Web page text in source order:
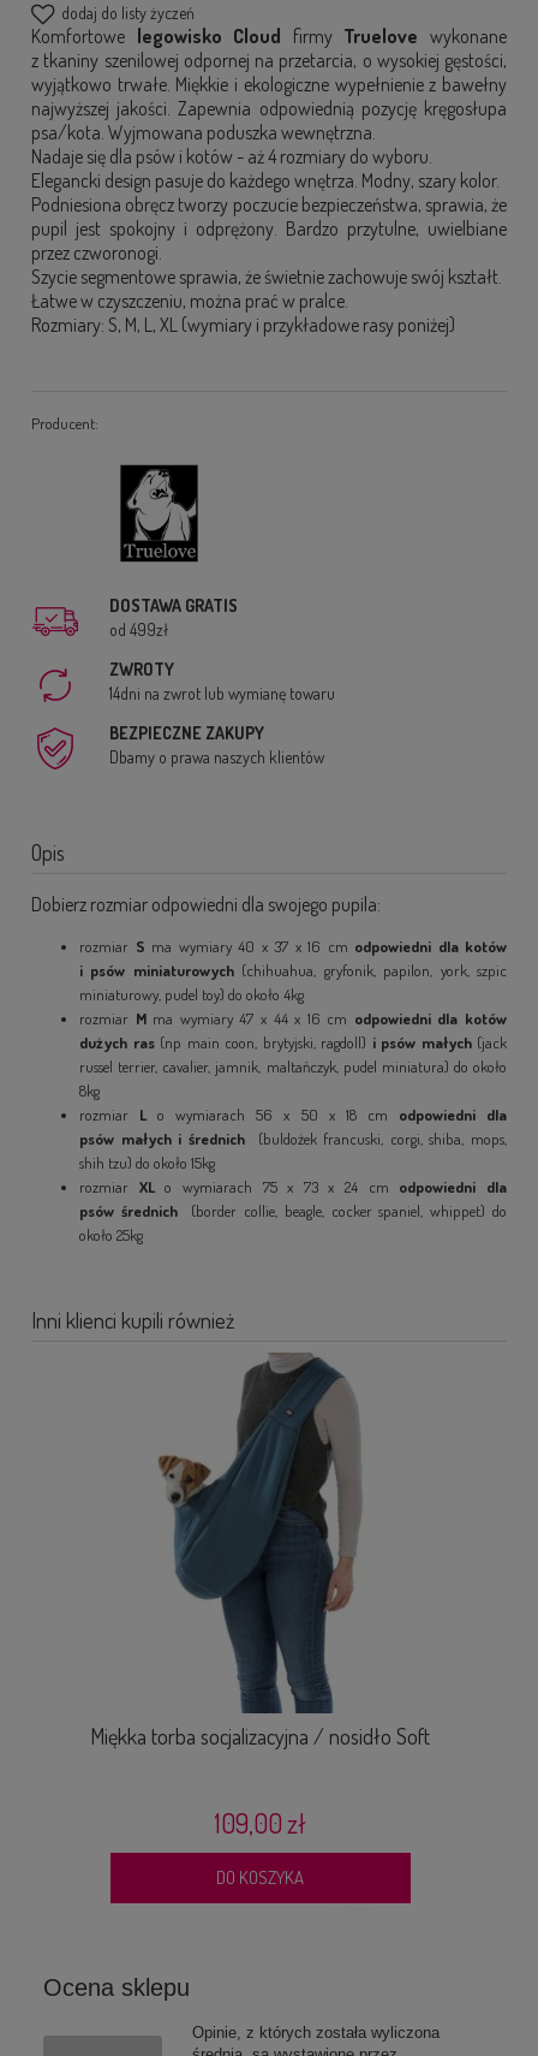
dodaj do listy życzeń
Komfortowe legowisko Cloud firmy Truelove wykonane
z tkaniny szenilowej odpornej na przetarcia, o wysokiej gęstości,
wyjątkowo trwałe. Miękkie i ekologiczne wypełnienie z bawełny
najwyższej jakości. Zapewnia odpowiednią pozycję kręgosłupa
psa/kota. Wyjmowana poduszka wewnętrzna.
Nadaje się dla psów i kotów - aż 4 rozmiary do wyboru.
Elegancki design pasuje do każdego wnętrza. Modny, szary kolor.
Podniesiona obręcz tworzy poczucie bezpieczeństwa, sprawia, że
pupil jest spokojny i odprężony. Bardzo przytulne, uwielbiane
przez czworonogi.
Szycie segmentowe sprawia, że świetnie zachowuje swój kształt.
Łatwe w czyszczeniu, można prać w pralce.
Rozmiary: S, M, L, XL (wymiary i przykładowe rasy poniżej)
Producent:
DOSTAWA GRATIS
od 499zł
ZWROTY
14dni na zwrot lub wymianę towaru
BEZPIECZNE ZAKUPY
Dbamy o prawa naszych klientów
Opis
Dobierz rozmiar odpowiedni dla swojego pupila:
rozmiar S ma wymiary 40 x 37 x 16 cm odpowiedni dla kotów
i psów miniaturowych(chihuahua, gryfonik, papilon, york, szpic
miniaturowy, pudel toy) do około 4kg
rozmiar Mma wymiary 47 x 44 x 16 cm odpowiedni dla kotów
dużych ras (np main coon, brytyjski, ragdoll) i psów małych (jack
russel terrier, cavalier, jamnik, maltańczyk, pudel miniatura) do około
8kg
rozmiar L o wymiarach 56 x 50 x 18 cm odpowiedni dla
psów małych i średnich
(buldożek francuski, corgi, shiba, mops,
shih tzu) do około 15kg
rozmiar XLo wymiarach 75 x 73 x 24 cm odpowiedni dla
psów średnich
(border collie, beagle, cocker spaniel, whippet) do
około 25kg
Inni klienci kupili również
Miękka torba socjalizacyjna / nosidło Soft
109,00 zł
DO KOSZYKA
Ocena sklepu
Opinie, z których została wyliczona